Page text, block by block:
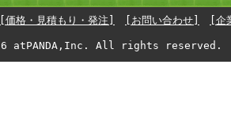
[価格・見積もり・発注] [お問い合わせ] [企